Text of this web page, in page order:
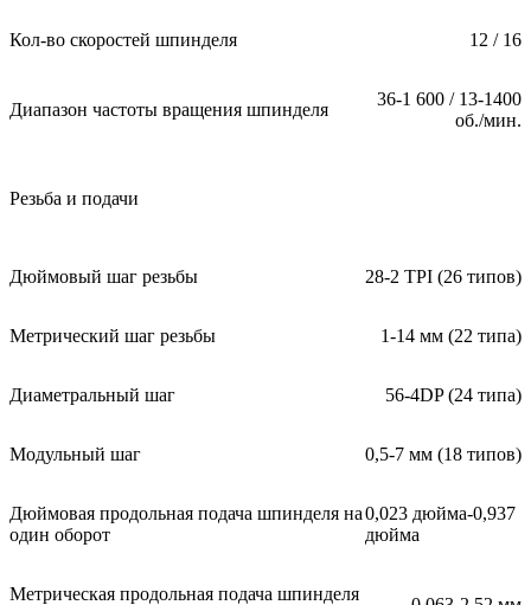
Кол-во скоростей шпинделя 12 / 16
Диапазон частоты вращения шпинделя
36-1 600 / 13-1400
об./мин.
Резьба и подачи
Дюймовый шаг резьбы 28-2 TPI (26 типов)
Метрический шаг резьбы 1-14 мм (22 типа)
Диаметральный шаг 56-4DP (24 типа)
Модульный шаг 0,5-7 мм (18 типов)
Дюймовая продольная подача шпинделя на
один оборот
0,023 дюйма-0,937
дюйма
Метрическая продольная подача шпинделя